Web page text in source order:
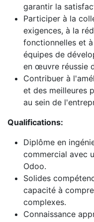
garantir la
Participer à la
exigences, à la
fonctionnelles et
équipes de
en œuvre réussie
Contribuer à
et des meilleures
au sein de
Qualifications:
Diplôme en
commercial avec
Odoo.
Solides
capacité à
complexes.
Connaissance